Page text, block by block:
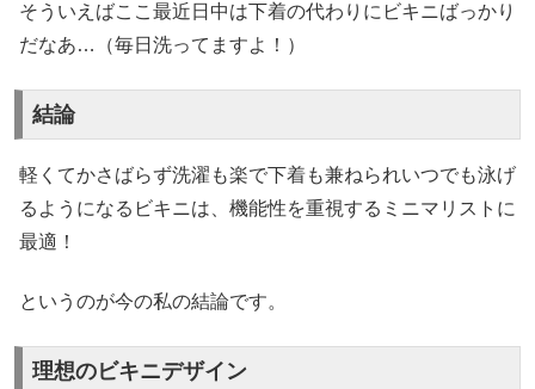
そういえばここ最近日中は下着の代わりにビキニばっかり
だなあ…（毎日洗ってますよ！）
結論
軽くてかさばらず洗濯も楽で下着も兼ねられいつでも泳げ
るようになるビキニは、機能性を重視するミニマリストに
最適！
というのが今の私の結論です。
理想のビキニデザイン